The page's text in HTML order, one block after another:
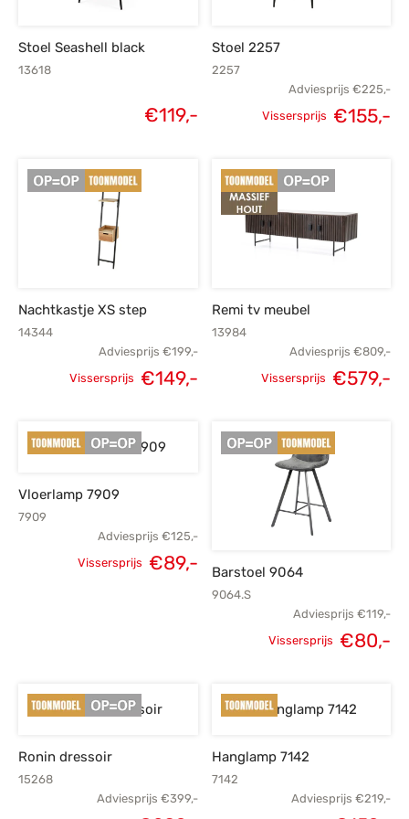
Stoel Seashell black
13618
€119,-
Stoel 2257
2257
Adviesprijs €225,-
prijs was:
€225,-.
Vissersprijs €155,-
Nachtkastje XS step
14344
Adviesprijs €199,-
prijs was:
€199,-.
Vissersprijs €149,-
prijs is:
€149,-.
Remi tv meubel
13984
Adviesprijs €809,-
prijs was:
€809,-.
Vissersprijs €579,-
Vloerlamp 7909
7909
Adviesprijs €125,-
Oorspronkelijke
Vissersprijs €89,-
Huidige
Barstoel 9064
9064.S
Adviesprijs €119,-
Vissersprijs €80,-
Ronin dressoir
15268
Adviesprijs €399,-
Hanglamp 7142
7142
Adviesprijs €219,-